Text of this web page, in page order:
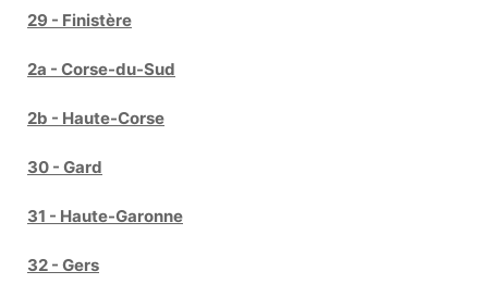
29 - Finistère
2a - Corse-du-Sud
2b - Haute-Corse
30 - Gard
31 - Haute-Garonne
32 - Gers